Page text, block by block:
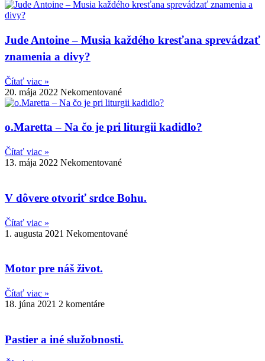
Jude Antoine – Musia každého kresťana sprevádzať
znamenia a divy?
Čítať viac »
20. mája 2022 Nekomentované
o.Maretta – Na čo je pri liturgii kadidlo?
Čítať viac »
13. mája 2022 Nekomentované
V dôvere otvoriť srdce Bohu.
Čítať viac »
1. augusta 2021 Nekomentované
Motor pre náš život.
Čítať viac »
18. júna 2021 2 komentáre
Pastier a iné služobnosti.